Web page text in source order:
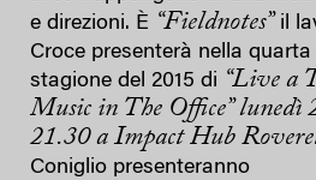
e direzioni. È “Fieldnotes” il
Croce presenterà nella
stagione del 2015 di “Live a
Music in The Office” lunedì
21.30 a Impact Hub
Coniglio presenteranno